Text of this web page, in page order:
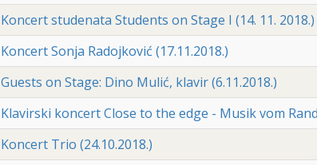
Koncert studenata Students on Stage I (14. 11. 2018.)
Koncert Sonja Radojković (17.11.2018.)
Guests on Stage: Dino Mulić, klavir (6.11.2018.)
Klavirski koncert Close to the edge - Musik vom Rand
Koncert Trio (24.10.2018.)